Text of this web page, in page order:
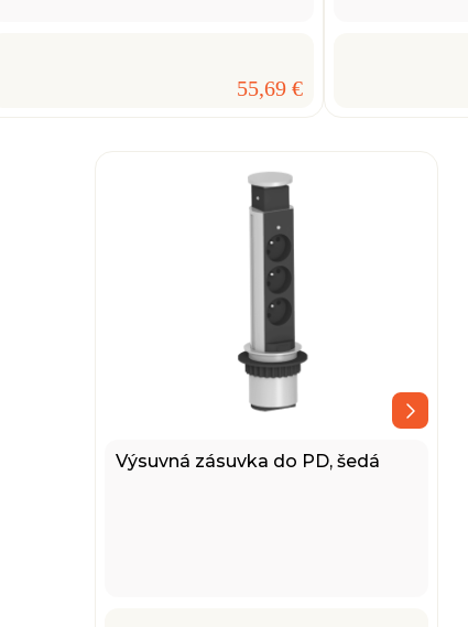
55,69 €
Výsuvná zásuvka do PD, šedá